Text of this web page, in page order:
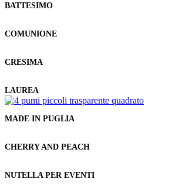
BATTESIMO
COMUNIONE
CRESIMA
LAUREA
MADE IN PUGLIA
CHERRY AND PEACH
NUTELLA PER EVENTI